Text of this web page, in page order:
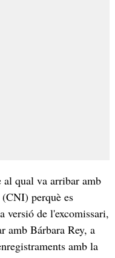
al qual va arribar amb
perquè es
versió de l'excomissari,
amb Bárbara Rey, a
amb la